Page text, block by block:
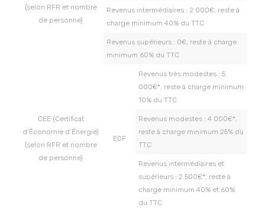
(selon RFR et nombre
de personne)
Revenus intermédiaires : 2 000€, reste à
charge minimum 40% du TTC
Revenus supérieurs : 0€, reste à charge
minimum 60% du TTC
CEE (Certificat
d’Économie d’Énergie)
(selon RFR et nombre
de personne)
EDF
Revenus très modestes : 5
000€*, reste à charge minimum
10% du TTC
Revenus modestes : 4 000€*,
reste à charge minimum 25% du
TTC
Revenus intermédiaires et
supérieurs : 2 500€*, reste à
charge minimum 40% et 60%
du TTC